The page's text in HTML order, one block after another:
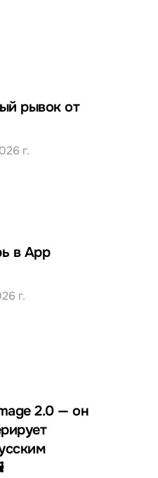
рывок от
г.
в App
г.
2.0 — он